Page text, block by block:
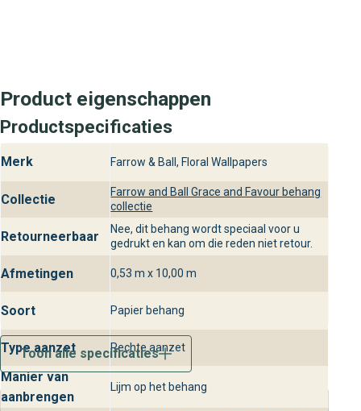
Product eigenschappen
Productspecificaties
Merk Farrow & Ball, Floral Wallpapers
Collectie
Farrow and Ball Grace and Favour behang
collectie
Retourneerbaar
Nee, dit behang wordt speciaal voor u
gedrukt en kan om die reden niet retour.
Afmetingen 0,53 m x 10,00 m
Soort Papier behang
Type aanzet Rechte aanzet
Manier van
aanbrengen
Lijm op het behang
Toon alle specificaties